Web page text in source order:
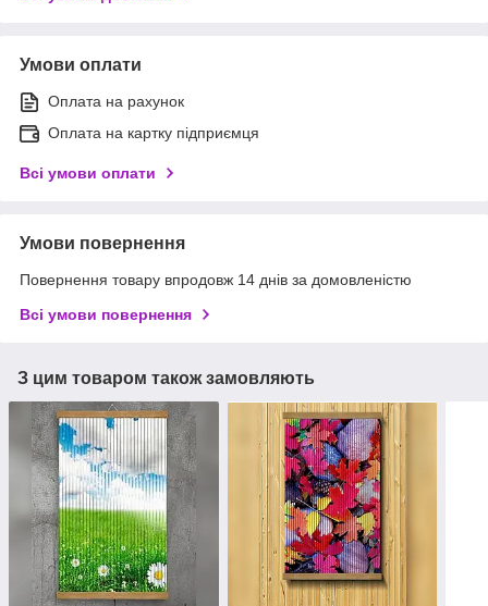
Умови оплати
Оплата на рахунок
Оплата на картку підприємця
Всі умови оплати
Умови повернення
Повернення товару впродовж 14 днів за домовленістю
Всі умови повернення
З цим товаром також замовляють